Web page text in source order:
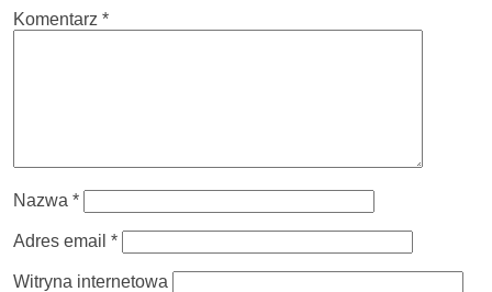
Komentarz *
Nazwa *
Adres email *
Witryna internetowa